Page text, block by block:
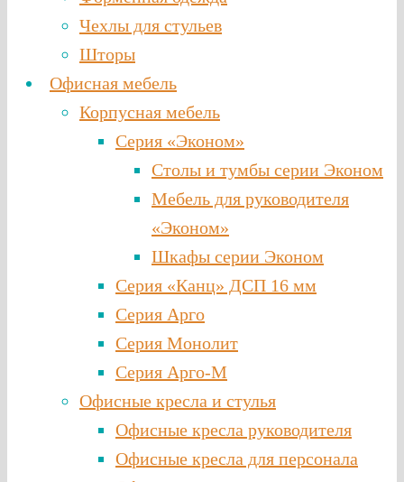
Чехлы для стульев
Шторы
Офисная мебель
Корпусная мебель
Серия «Эконом»
Столы и тумбы серии Эконом
Мебель для руководителя
«Эконом»
Шкафы серии Эконом
Серия «Канц» ДСП 16 мм
Серия Арго
Серия Монолит
Серия Арго-М
Офисные кресла и стулья
Офисные кресла руководителя
Офисные кресла для персонала